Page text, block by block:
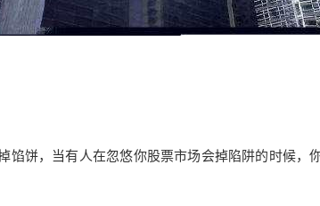
馅饼，当有人在忽悠你股票市场会掉陷阱的时候，